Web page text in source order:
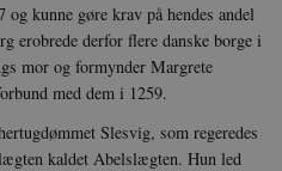
kunne gøre krav på hendes andel
erobrede derfor flere danske borge i
mor og formynder Margrete
med dem i 1259.
Slesvig, som regeredes
kaldet Abelslægten. Hun led